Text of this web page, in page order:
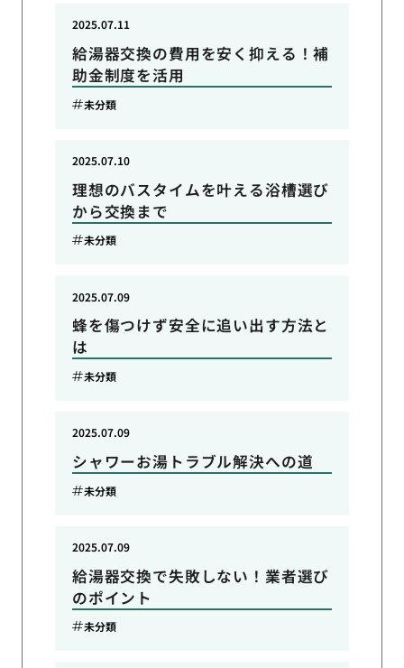
給湯器交換の費用を安く抑える！補
助金制度を活用
2025.07.11
未分類
理想のバスタイムを叶える浴槽選び
から交換まで
2025.07.10
未分類
蜂を傷つけず安全に追い出す方法と
は
2025.07.09
未分類
シャワーお湯トラブル解決への道
2025.07.09
未分類
給湯器交換で失敗しない！業者選び
のポイント
2025.07.09
未分類